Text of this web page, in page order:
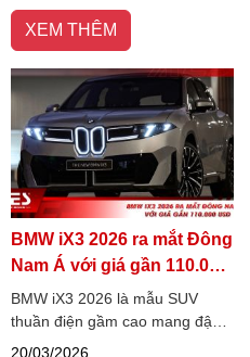
này tiếp tục ghi điểm với phong
cách Bắc Âu tinh giản.
XEM THÊM
BMW iX3 2026 ra mắt Đông
Nam Á với giá gần 110.000
USD
BMW iX3 2026 là mẫu SUV
thuần điện gầm cao mang đậm
DNA hiệu suất của dòng M
20/03/2026